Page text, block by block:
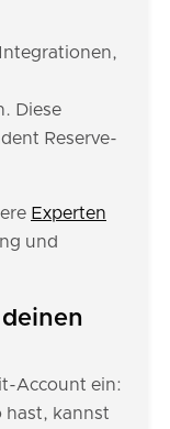
Diese
Reserve-
Experten
und
Account ein:
hast, kannst